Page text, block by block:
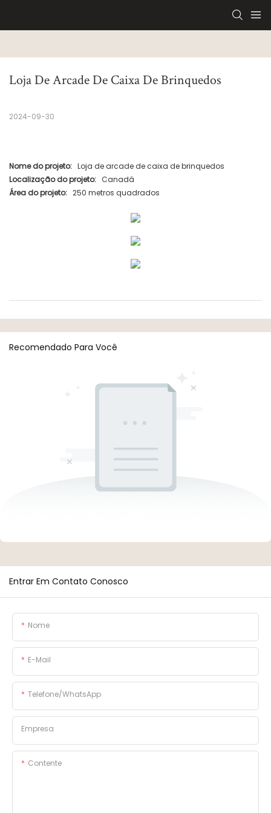
Loja De Arcade De Caixa De Brinquedos
2024-09-30
Nome do projeto: Loja de arcade de caixa de brinquedos
Localização do projeto: Canadá
Área do projeto: 250 metros quadrados
Recomendado Para Você
Entrar Em Contato Conosco
Nome
E-Mail
Telefone/WhatsApp
Empresa
Contente